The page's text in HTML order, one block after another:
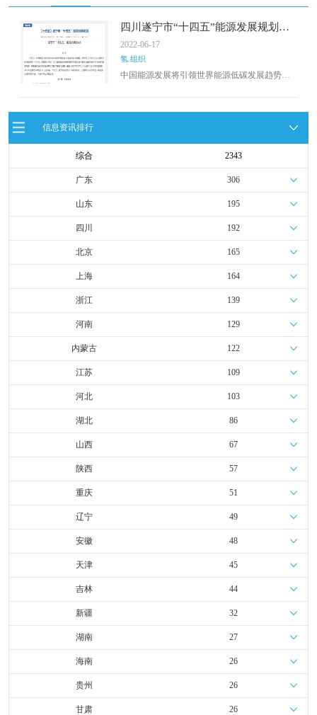
产业发展举办交流会
​四川遂宁市“十四五”能源发展规划：
打造“制氢—储氢—运氢—用氢”氢能
全产业链
2022-06-17
氢.组织
中国能源发展将引领世界能源低碳发展趋势。
造业基础。中国是全球最大可再生电力生产
国。中国还积极发展太阳能和风能，并成为全
球最大的风力发电机制造国之一，在光伏、核
际领先。加强加氢站建设，努力构建遂宁加氢
业链，推动遂宁氢能生产与利用的新局面。
信息资讯排行
综合 2343
广东 306
山东 195
四川 192
北京 165
上海 164
浙江 139
河南 129
内蒙古 122
江苏 109
河北 103
湖北 86
山西 67
陕西 57
重庆 51
辽宁 49
安徽 48
天津 45
吉林 44
新疆 32
湖南 27
海南 26
贵州 26
甘肃 26